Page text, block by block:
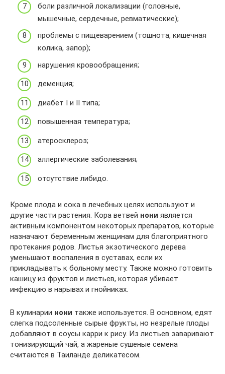
боли различной локализации (головные,
мышечные, сердечные, ревматические);
проблемы с пищеварением (тошнота, кишечная
колика, запор);
нарушения кровообращения;
деменция;
диабет I и II типа;
повышенная температура;
атеросклероз;
аллергические заболевания;
отсутствие либидо.
Кроме плода и сока в лечебных целях используют и
другие части растения. Кора ветвей нони является
активным компонентом некоторых препаратов, которые
назначают беременным женщинам для благоприятного
протекания родов. Листья экзотического дерева
уменьшают воспаления в суставах, если их
прикладывать к больному месту. Также можно готовить
кашицу из фруктов и листьев, которая убивает
инфекцию в нарывах и гнойниках.
В кулинарии нони также используется. В основном, едят
слегка подсоленные сырые фрукты, но незрелые плоды
добавляют в соусы карри к рису. Из листьев заваривают
тонизирующий чай, а жареные сушеные семена
считаются в Таиланде деликатесом.